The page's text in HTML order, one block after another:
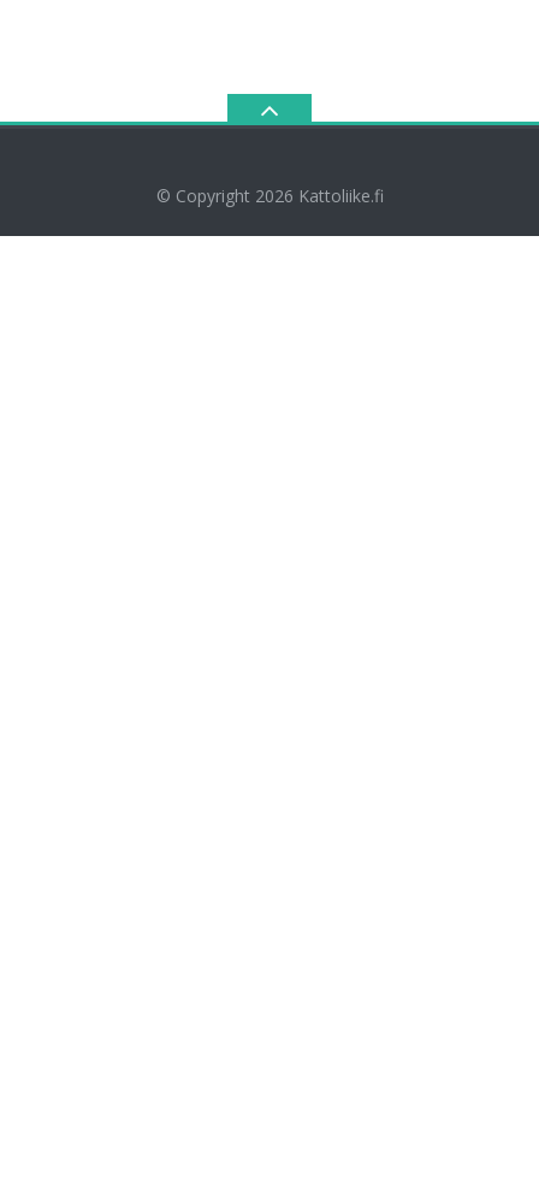
© Copyright 2026 Kattoliike.fi